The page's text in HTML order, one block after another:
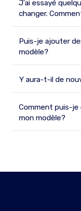
J'ai essayé
changer.
Puis-je ajouter
modèle?
Y aura-t-il de
Comment puis-je
mon modèle?